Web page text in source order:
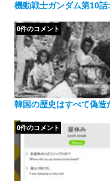
機動戦士ガンダム第10
韓国の歴史はすべて偽造
0件のコメント
0件のコメント